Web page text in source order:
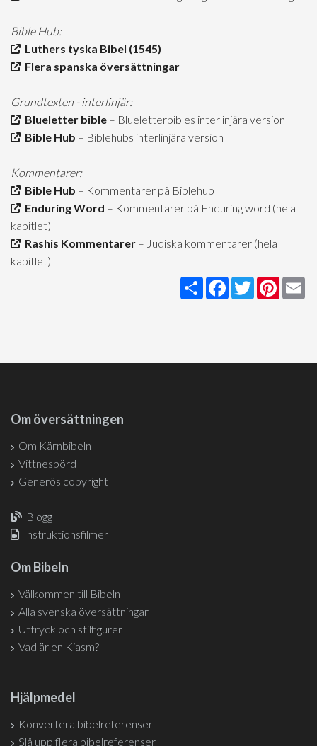
Bible Hub:
Luthers tyska Bibel (1545)
Flera spanska översättningar
Grundtexten - interlinjär:
Blueletter bible – Blueletterbibles interlinjära version
Bible Hub – Biblehubs interlinjära version
Kommentarer:
Bible Hub – Kommentarer på Biblehub
Enduring Word – Kommentarer på Enduring word (hela
kapitlet)
Rashis Kommentarer – Judiska kommentarer (hela
kapitlet)
Share Facebook
Twitter
Om översättningen
Om Kärnbibeln
Vittnesbörd
Generös copyright
Blogg
Instruktionsfilmer
Om Bibeln
Välkommen till Bibeln
Alla svenska översättningar
Uttryck och stilfigurer
Vad är en Kiasm?
Hjälpmedel
Konvertera bibelreferenser
Slå upp flera bibelreferenser